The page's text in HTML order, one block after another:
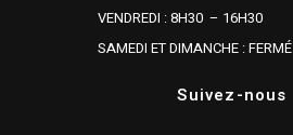
VENDREDI : 8H30 – 16H30
SAMEDI ET DIMANCHE : FERMÉ
Suivez-nous